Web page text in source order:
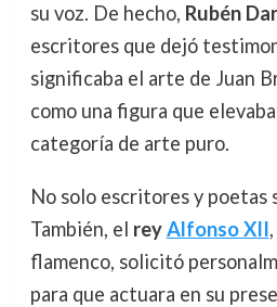
su voz. De hecho, Rubén
escritores que dejó
significaba el arte de Juan
como una figura que
categoría de arte puro.
No solo escritores y poetas
También, el reyAlfonso XII
flamenco, solicitó
para que actuara en su